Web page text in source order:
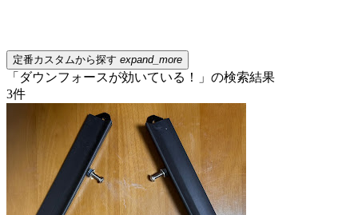
定番カスタムから探す expand_more
「ダウンフォースが効いている！」の検索結果
3件